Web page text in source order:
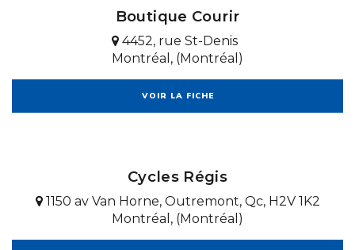
Boutique Courir
4452, rue St-Denis
Montréal, (Montréal)
VOIR LA FICHE
Cycles Régis
1150 av Van Horne, Outremont, Qc, H2V 1K2
Montréal, (Montréal)